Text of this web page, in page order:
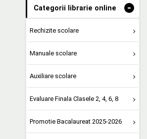
Categorii librarie online -
Rechizite scolare
Manuale scolare
Auxiliare scolare
Evaluare Finala Clasele 2, 4, 6, 8
Promotie Bacalaureat 2025-2026